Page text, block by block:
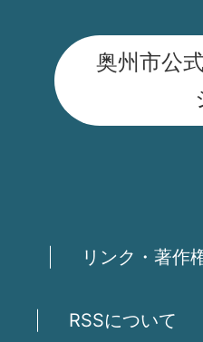
奥州市公
リンク・著作
RSSについて